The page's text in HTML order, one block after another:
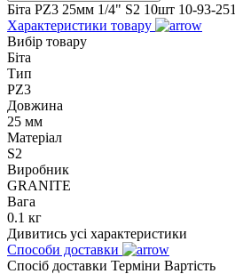
Біта PZ3 25мм 1/4" S2 10шт 10-93-251
Характеристики товару
Вибір товару
Біта
Тип
PZ3
Довжина
25 мм
Матеріал
S2
Виробник
GRANITE
Вага
0.1 кг
Дивитись усі характеристики
Способи доставки
Спосіб доставки Терміни Вартість